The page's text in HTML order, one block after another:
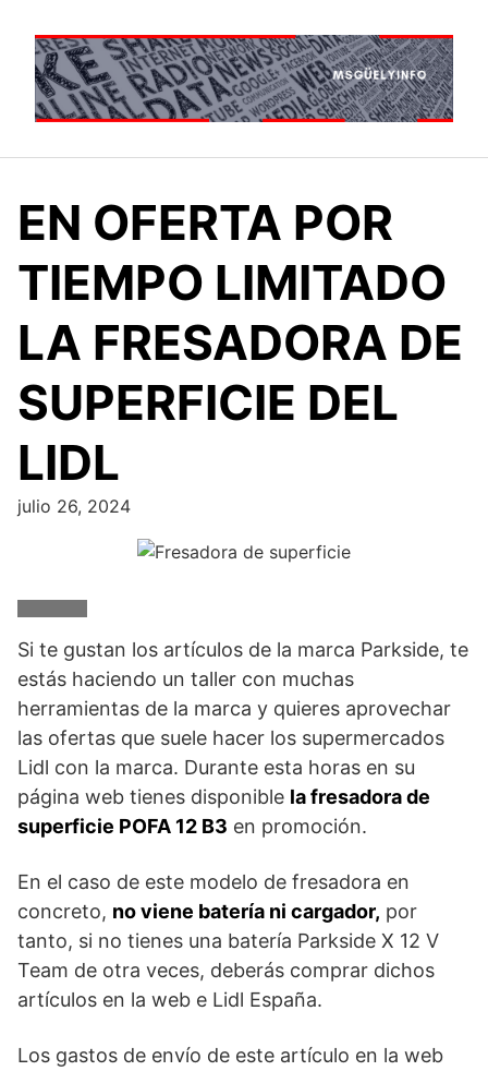
contenido
EN OFERTA POR
TIEMPO LIMITADO
LA FRESADORA DE
SUPERFICIE DEL
LIDL
julio 26, 2024
Si te gustan los artículos de la marca Parkside, te
estás haciendo un taller con muchas
herramientas de la marca y quieres aprovechar
las ofertas que suele hacer los supermercados
Lidl con la marca. Durante esta horas en su
página web tienes disponible la fresadora de
superficie POFA 12 B3 en promoción.
En el caso de este modelo de fresadora en
concreto, no viene batería ni cargador, por
tanto, si no tienes una batería Parkside X 12 V
Team de otra veces, deberás comprar dichos
artículos en la web e Lidl España.
Los gastos de envío de este artículo en la web